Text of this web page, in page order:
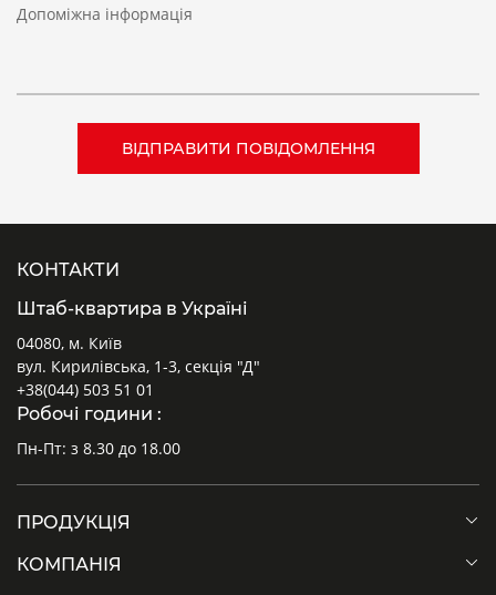
Допоміжна інформація
КОНТАКТИ
Штаб-квартира в Україні
04080, м. Київ
вул. Кирилівська, 1-3, секція "Д"
+38(044) 503 51 01
Робочі години :
Пн-Пт: з 8.30 до 18.00
ПРОДУКЦІЯ
КОМПАНІЯ